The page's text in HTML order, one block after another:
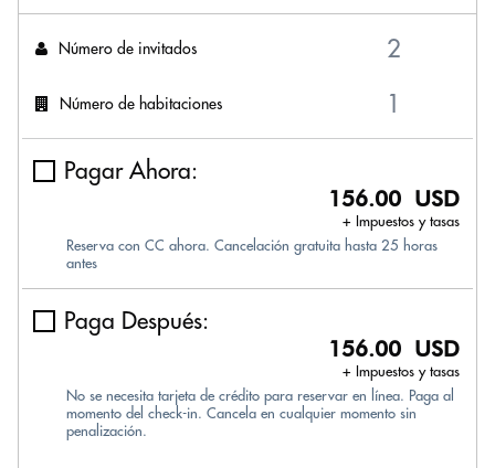
Número de invitados
Número de habitaciones
Pagar Ahora:
156.00 USD
+ Impuestos y tasas
Reserva con CC ahora. Cancelación gratuita hasta 25 horas
antes
Paga Después:
156.00 USD
+ Impuestos y tasas
No se necesita tarjeta de crédito para reservar en línea. Paga al
momento del check-in. Cancela en cualquier momento sin
penalización.